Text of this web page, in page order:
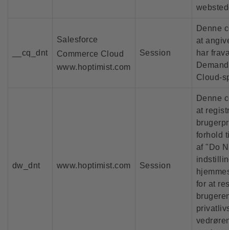
__cq_dnt
Salesforce
Commerce Cloud
www.hoptimist.com
Session
Denne
at
har
Cloud-
dw_dnt www.hoptimist.com Session
Denne
at
forhold
af "Do
for at